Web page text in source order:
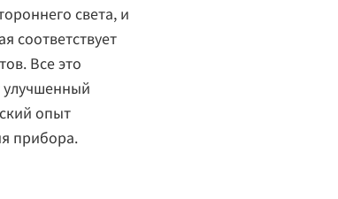
света, и
соответствует
Все это
улучшенный
опыт
прибора.